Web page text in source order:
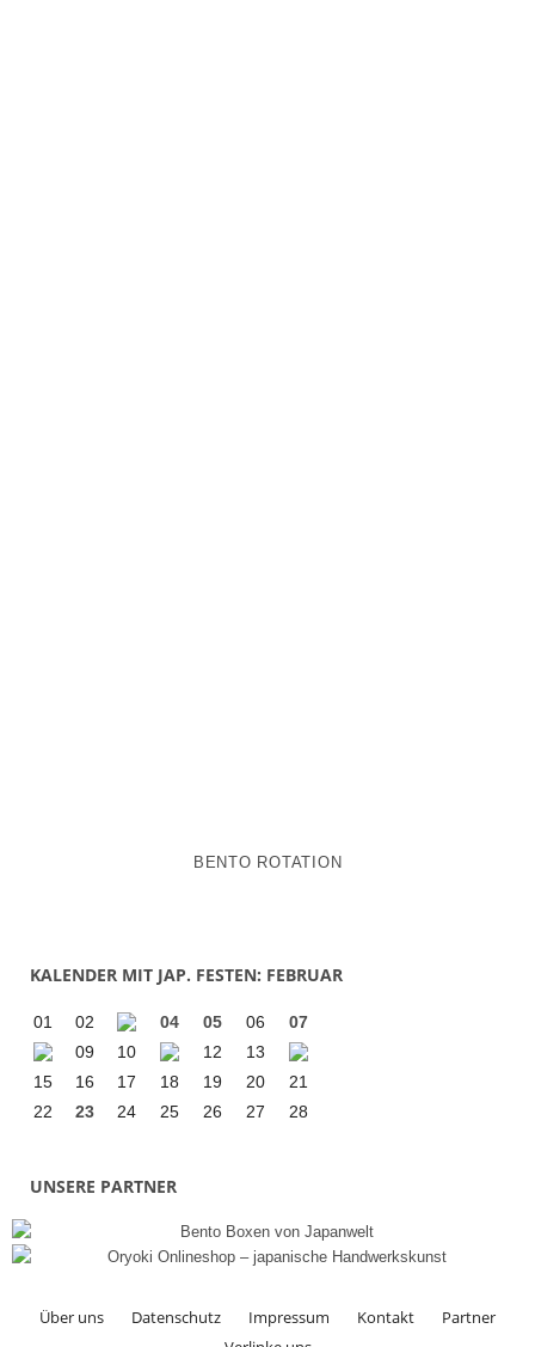
BENTO ROTATION
KALENDER MIT JAP. FESTEN: FEBRUAR
01 02 04 05 06
07
09
10 12
13
15
16 17 18 19 20
21
22
23 24 25 26 27 28
UNSERE PARTNER
Über uns Datenschutz Impressum Kontakt
Partner